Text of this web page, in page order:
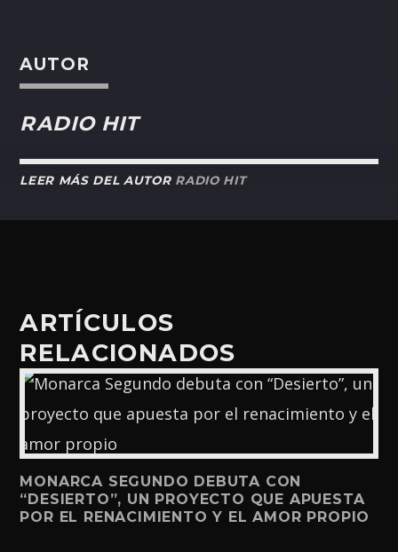
AUTOR
RADIO HIT
LEER MÁS DEL AUTOR RADIO HIT
ARTÍCULOS
RELACIONADOS
MONARCA SEGUNDO DEBUTA CON
“DESIERTO”, UN PROYECTO QUE APUESTA
POR EL RENACIMIENTO Y EL AMOR PROPIO